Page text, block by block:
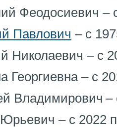
Феодосиевич –
Павлович – с
– с
Георгиевна – с
Владимирович –
– с 2022